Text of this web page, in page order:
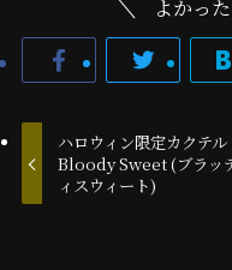
よかっ
ハロウィン限定カクテル
Bloody Sweet (ブラッ
ィスウィート)